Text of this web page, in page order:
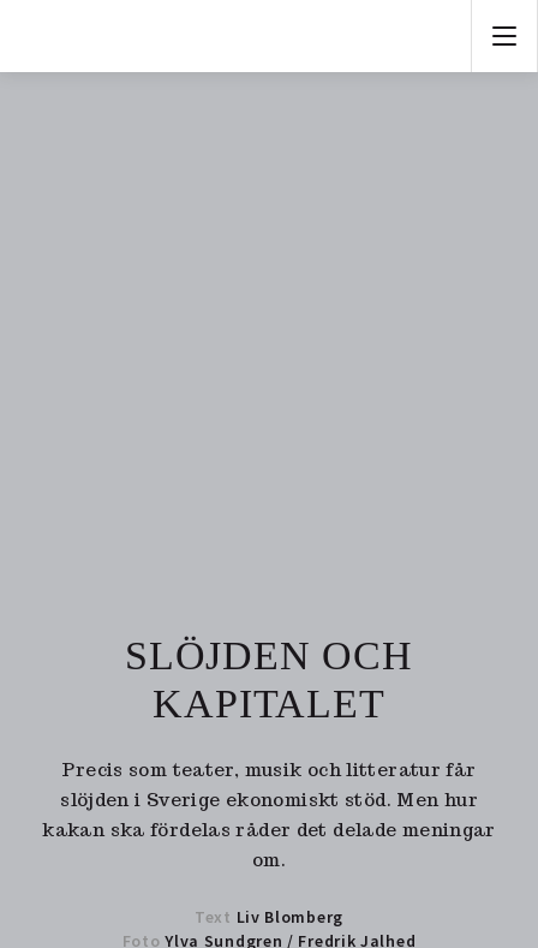
SLÖJDEN OCH
KAPITALET
Precis som teater, musik och litteratur får
slöjden i Sverige ekonomiskt stöd. Men hur
kakan ska fördelas råder det delade meningar
om.
Text Liv Blomberg
FotoYlva Sundgren/ Fredrik Jalhed